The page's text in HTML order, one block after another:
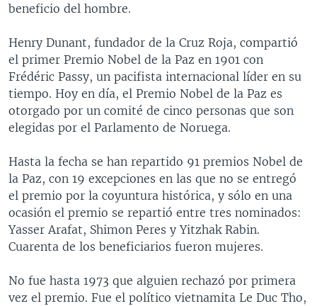
beneficio del hombre.
Henry Dunant, fundador de la Cruz Roja, compartió
el primer Premio Nobel de la Paz en 1901 con
Frédéric Passy, un pacifista internacional líder en su
tiempo. Hoy en día, el Premio Nobel de la Paz es
otorgado por un comité de cinco personas que son
elegidas por el Parlamento de Noruega.
Hasta la fecha se han repartido 91 premios Nobel de
la Paz, con 19 excepciones en las que no se entregó
el premio por la coyuntura histórica, y sólo en una
ocasión el premio se repartió entre tres nominados:
Yasser Arafat, Shimon Peres y Yitzhak Rabin.
Cuarenta de los beneficiarios fueron mujeres.
No fue hasta 1973 que alguien rechazó por primera
vez el premio. Fue el político vietnamita Le Duc Tho,